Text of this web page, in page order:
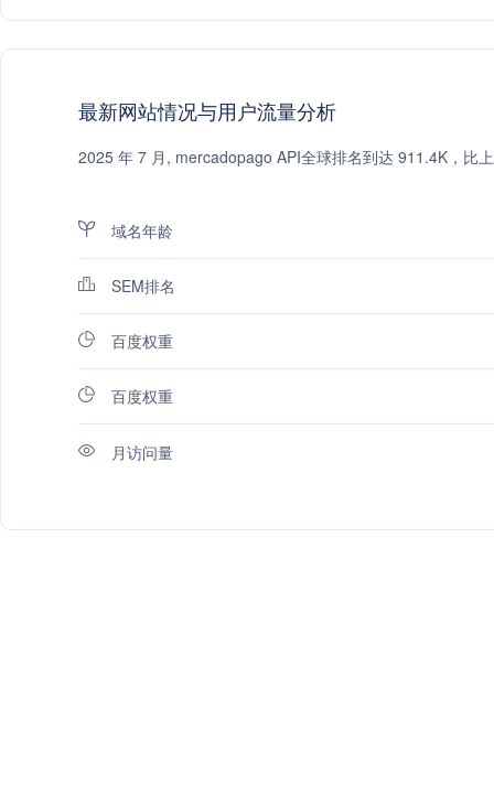
最新网站情况与用户流量分析
2025 年 7 月, mercadopago API全球排名到达 911.4K，比
域名年龄
SEM排名
百度权重
百度权重
月访问量